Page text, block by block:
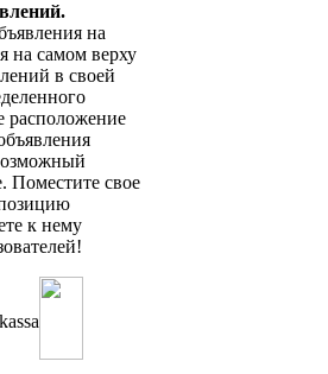
на
на самом верху
в своей
расположение
Поместите свое
к нему